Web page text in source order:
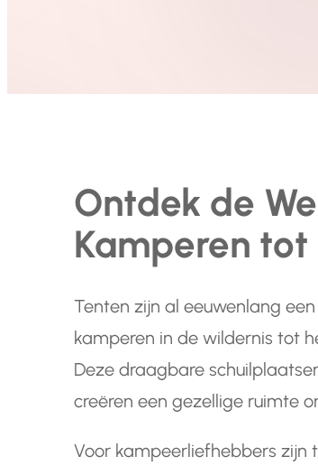
Ontdek de
Kamperen
Tenten zijn al eeuwenlang
kamperen in de wildernis tot
Deze draagbare
creëren een gezellige ruimte
Voor kampeerliefhebbers zijn